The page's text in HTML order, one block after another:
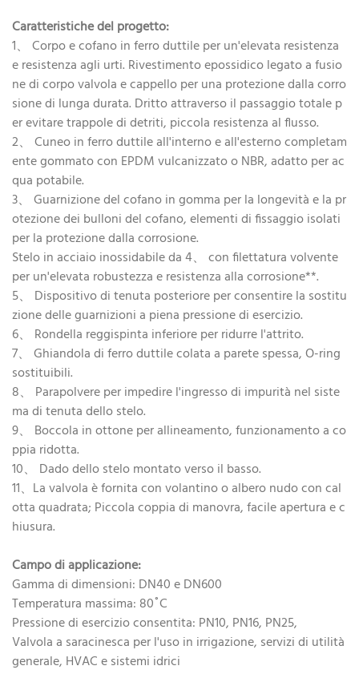
Caratteristiche del progetto:
1、 Corpo e cofano in ferro duttile per un'elevata resistenza
e resistenza agli urti. Rivestimento epossidico legato a fusio
ne di corpo valvola e cappello per una protezione dalla corro
sione di lunga durata. Dritto attraverso il passaggio totale p
er evitare trappole di detriti, piccola resistenza al flusso.
2、 Cuneo in ferro duttile all'interno e all'esterno completam
ente gommato con EPDM vulcanizzato o NBR, adatto per ac
qua potabile.
3、 Guarnizione del cofano in gomma per la longevità e la pr
otezione dei bulloni del cofano, elementi di fissaggio isolati
per la protezione dalla corrosione.
Stelo in acciaio inossidabile da 4、 con filettatura volvente
per un'elevata robustezza e resistenza alla corrosione**.
5、 Dispositivo di tenuta posteriore per consentire la sostitu
zione delle guarnizioni a piena pressione di esercizio.
6、 Rondella reggispinta inferiore per ridurre l'attrito.
7、 Ghiandola di ferro duttile colata a parete spessa, O-ring
sostituibili.
8、 Parapolvere per impedire l'ingresso di impurità nel siste
ma di tenuta dello stelo.
9、 Boccola in ottone per allineamento, funzionamento a co
ppia ridotta.
10、 Dado dello stelo montato verso il basso.
11、La valvola è fornita con volantino o albero nudo con cal
otta quadrata; Piccola coppia di manovra, facile apertura e c
hiusura.
Campo di applicazione:
Gamma di dimensioni: DN40 e DN600
Temperatura massima: 80˚C
Pressione di esercizio consentita: PN10, PN16, PN25,
Valvola a saracinesca per l'uso in irrigazione, servizi di utilità
generale, HVAC e sistemi idrici